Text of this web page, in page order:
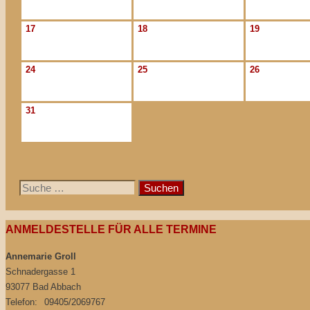
17 18 19
24 25 26
31
Suche
ANMELDESTELLE FÜR ALLE TERMINE
Annemarie Groll
Schnadergasse 1
93077 Bad Abbach
Telefon:
09405/2069767